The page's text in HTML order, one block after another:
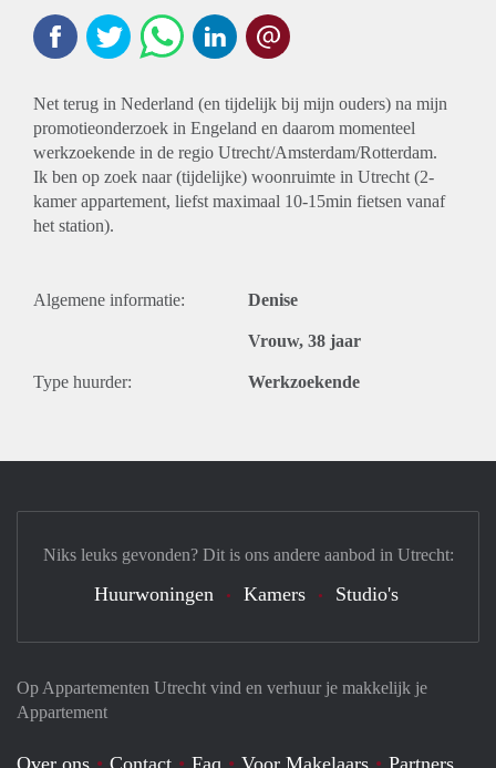
Net terug in Nederland (en tijdelijk bij mijn ouders) na mijn
promotieonderzoek in Engeland en daarom momenteel
werkzoekende in de regio Utrecht/Amsterdam/Rotterdam.
Ik ben op zoek naar (tijdelijke) woonruimte in Utrecht (2-
kamer appartement, liefst maximaal 10-15min fietsen vanaf
het station).
Algemene informatie: Denise
Vrouw, 38 jaar
Type huurder: Werkzoekende
Op Appartementen Utrecht vind en verhuur je makkelijk je
Appartement
Over ons Contact Faq Voor Makelaars Partners
Niks leuks gevonden? Dit is ons andere aanbod in Utrecht:
Huurwoningen Kamers Studio's